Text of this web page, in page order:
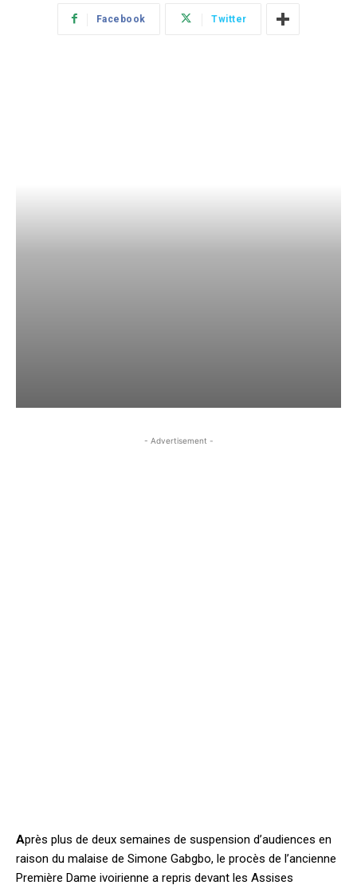
Facebook Twitter
- Advertisement -
Après plus de deux semaines de suspension d’audiences en
raison du malaise de Simone Gabgbo, le procès de l’ancienne
Première Dame ivoirienne a repris devant les Assises